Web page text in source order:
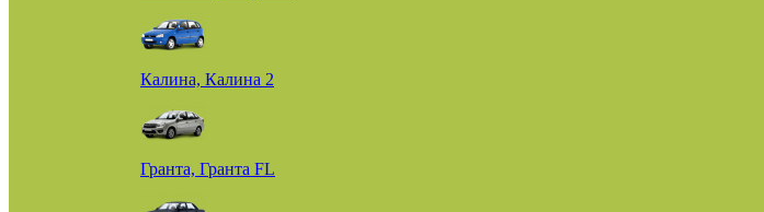
Калина, Калина 2
Гранта, Гранта FL